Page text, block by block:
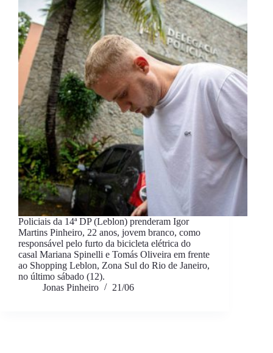
Policiais da 14ª DP (Leblon) prenderam Igor
Martins Pinheiro, 22 anos, jovem branco, como
responsável pelo furto da bicicleta elétrica do
casal Mariana Spinelli e Tomás Oliveira em frente
ao Shopping Leblon, Zona Sul do Rio de Janeiro,
no último sábado (12).
Jonas Pinheiro
21/06